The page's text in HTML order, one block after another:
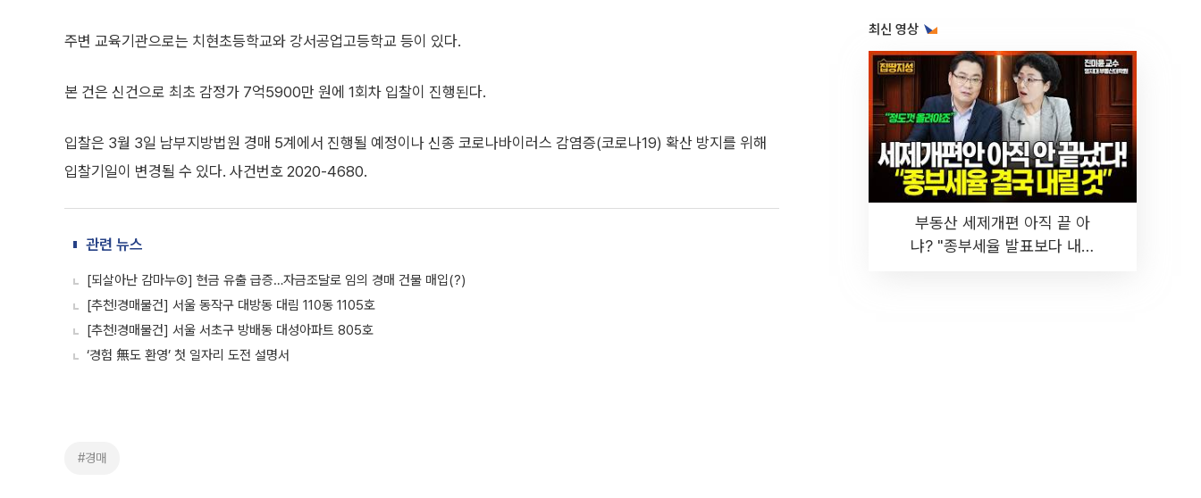
주변 교육기관으로는 치현초등학교와 강서공업고등학교 등이 있다.
본 건은 신건으로 최초 감정가 7억5900만 원에 1회차 입찰이 진행된다.
입찰은 3월 3일 남부지방법원 경매 5계에서 진행될 예정이나 신종 코로나바이러스 감염증(코로나19) 확산 방지를 위해
입찰기일이 변경될 수 있다. 사건번호 2020-4680.
관련 뉴스
[되살아난 감마누②] 현금 유출 급증…자금조달로 임의 경매 건물 매입(?)
[추천!경매물건] 서울 동작구 대방동 대림 110동 1105호
[추천!경매물건] 서울 서초구 방배동 대성아파트 805호
‘경험 無도 환영’ 첫 일자리 도전 설명서
#경매
최신 영상
부동산 세제개편 아직 끝 아
냐? "종부세율 발표보다 내릴